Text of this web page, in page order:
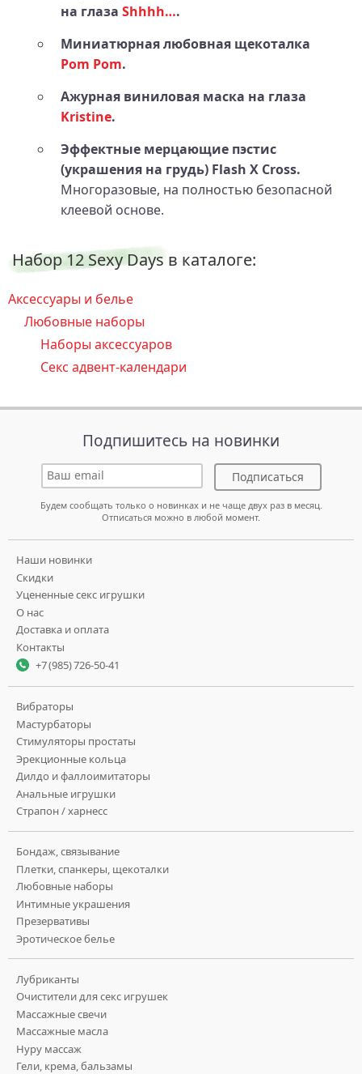
на глаза Shhhh….
Миниатюрная любовная щекоталка
Pom Pom.
Ажурная виниловая маска на глаза
Kristine.
Эффектные мерцающие пэстис
(украшения на грудь) Flash X Cross.
Многоразовые, на полностью безопасной
клеевой основе.
Набор 12 Sexy Days в каталоге:
Аксессуары и белье
Любовные наборы
Наборы аксессуаров
Секс адвент-календари
Подпишитесь на новинки
Подписаться
Будем сообщать только о новинках и не чаще двух раз в месяц.
Отписаться можно в любой момент.
Наши новинки
Скидки
Уцененные секс игрушки
О нас
Доставка и оплата
Контакты
+7 (985) 726-50-41
Вибраторы
Мастурбаторы
Стимуляторы простаты
Эрекционные кольца
Дилдо и фаллоимитаторы
Анальные игрушки
Страпон / харнесс
Бондаж, связывание
Плетки, спанкеры, щекоталки
Любовные наборы
Интимные украшения
Презервативы
Эротическое белье
Лубриканты
Очистители для секс игрушек
Массажные свечи
Массажные масла
Нуру массаж
Гели, крема, бальзамы